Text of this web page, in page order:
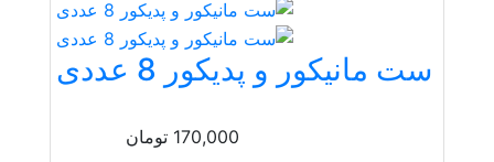
ست مانیکور و پدیکور 8 عددی
170,000 تومان